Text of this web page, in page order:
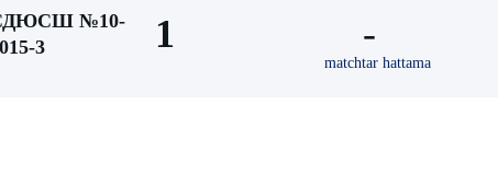
№10-
3
1 -
matchtar hattama